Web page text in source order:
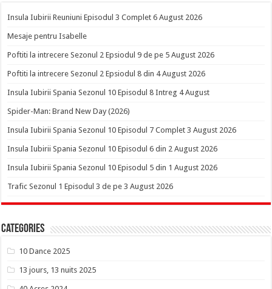
Insula Iubirii Reuniuni Episodul 3 Complet 6 August 2026
Mesaje pentru Isabelle
Poftiti la intrecere Sezonul 2 Epsiodul 9 de pe 5 August 2026
Poftiti la intrecere Sezonul 2 Epsiodul 8 din 4 August 2026
Insula Iubirii Spania Sezonul 10 Episodul 8 Intreg 4 August
Spider-Man: Brand New Day (2026)
Insula Iubirii Spania Sezonul 10 Episodul 7 Complet 3 August 2026
Insula Iubirii Spania Sezonul 10 Episodul 6 din 2 August 2026
Insula Iubirii Spania Sezonul 10 Episodul 5 din 1 August 2026
Trafic Sezonul 1 Episodul 3 de pe 3 August 2026
Categories
10 Dance 2025
13 jours, 13 nuits 2025